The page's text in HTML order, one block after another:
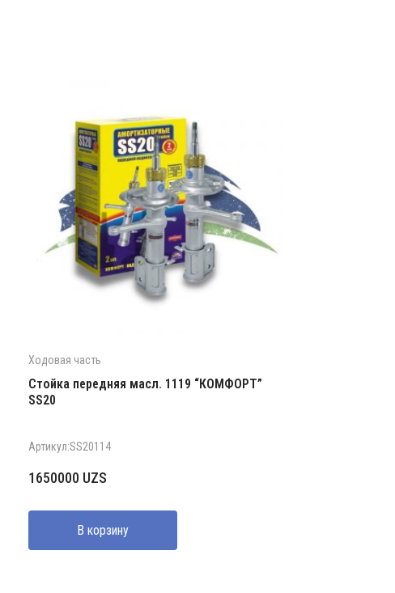
Ходовая часть
Стойка передняя масл. 1119 “КОМФОРТ”
SS20
Артикул:SS20114
1650000 UZS
В корзину